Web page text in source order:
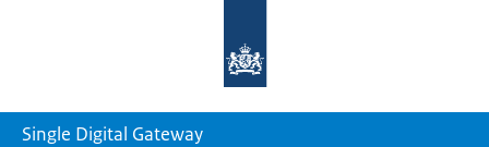
homepage
Single Digital Gateway